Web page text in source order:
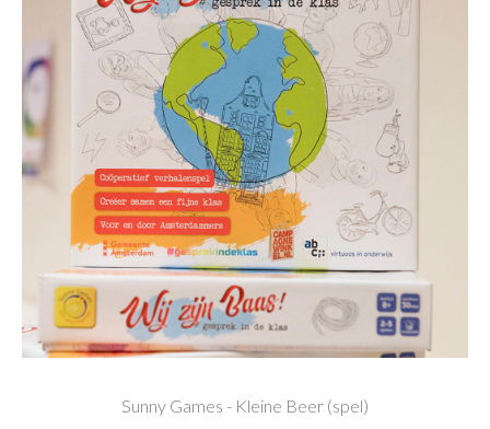
Sunny Games - Kleine Beer (spel)